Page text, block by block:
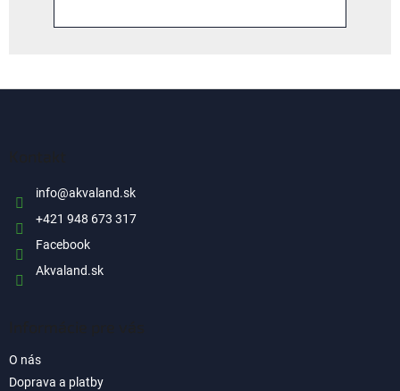
info@akvaland.sk
+421 948 673 317
Facebook
Akvaland.sk
O nás
Doprava a platby